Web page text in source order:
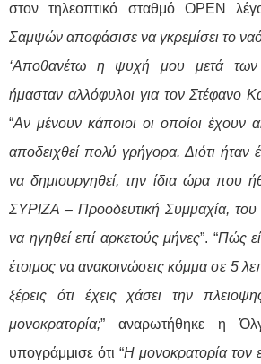
στον τηλεοπτικό σταθμό OPEN
Σαμψών αποφάσισε να γκρεμίσει το
‘Αποθανέτω η ψυχή μου μετά των
ήμασταν αλλόφυλοι για τον Στέφανο
“Αν μένουν κάποιοι οι οποίοι έχουν
αποδειχθεί πολύ γρήγορα. Διότι ήταν
να δημιουργηθεί, την ίδια ώρα που
ΣΥΡΙΖΑ – Προοδευτική Συμμαχία, του
να ηγηθεί επί αρκετούς μήνες”. “Πώς
έτοιμος να ανακοινώσεις κόμμα σε 5
ξέρεις ότι έχεις χάσει την
μονοκρατορία;” αναρωτήθηκε η
υπογράμμισε ότι “Η μονοκρατορία τον